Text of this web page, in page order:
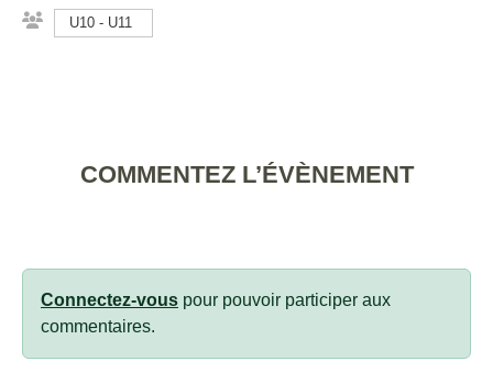
U10 - U11
COMMENTEZ L’ÉVÈNEMENT
Connectez-vous pour pouvoir participer aux
commentaires.